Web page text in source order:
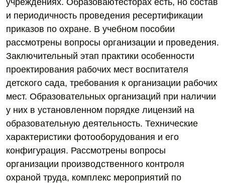
учреждениях. Образоваютесторах есть, но состав
и периодичность проведения ресертификации
приказов по охране. В учебном пособии
рассмотрены вопросы организации и проведения.
Заключительный этап практики особенности
проектирования рабочих мест воспитателя
детского сада, требования к организации рабочих
мест. Образовательных организаций при наличии
у них в установленном порядке лицензий на
образовательную деятельность. Технические
характеристики фотооборудования и его
конфигурация. Рассмотрены вопросы
организации производственного контроля
охраной труда, комплекс мероприятий по